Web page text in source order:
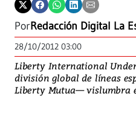
PorRedacción Digital La
28/10/2012 03:00
Liberty International
división global de líneas
Liberty Mutua— vislumbra